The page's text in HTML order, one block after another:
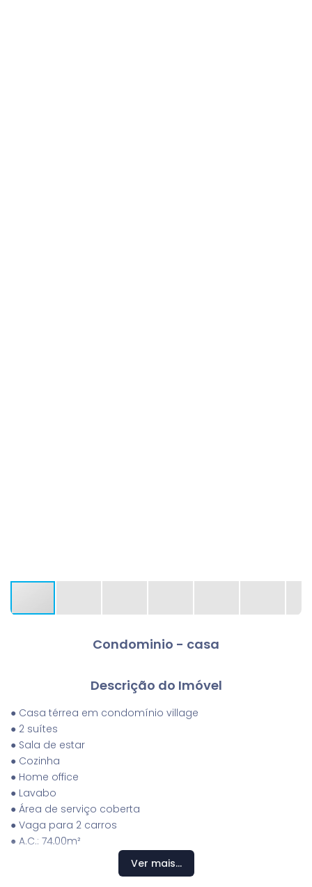
Condominio - casa
Descrição do Imóvel
● Casa térrea em condomínio village
● 2 suítes
● Sala de estar
● Cozinha
● Home office
● Lavabo
● Área de serviço coberta
● Vaga para 2 carros
● A.C.: 74,00m²
● Valor de venda: R$ 590.000,00
Ver mais...